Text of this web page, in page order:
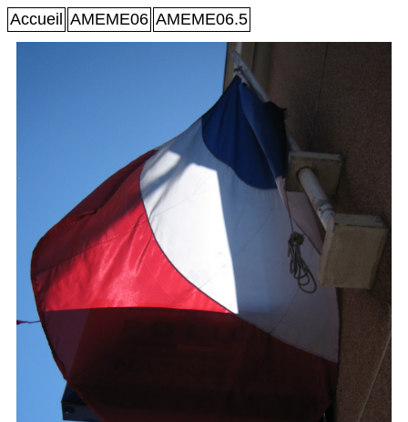
Accueil AMEME06 AMEME06.5